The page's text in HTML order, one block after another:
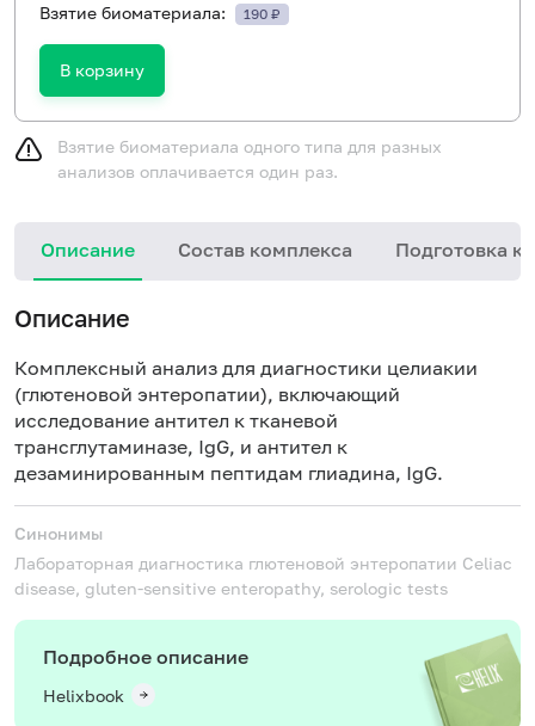
Взятие биоматериала: 190 ₽
В корзину
Взятие биоматериала одного типа для разных
анализов оплачивается один раз.
Описание Состав комплекса Подготовка к
Описание
Комплексный анализ для диагностики целиакии
(глютеновой энтеропатии), включающий
исследование антител к тканевой
трансглутаминазе, IgG, и антител к
дезаминированным пептидам глиадина, IgG.
Синонимы
Лабораторная диагностика глютеновой энтеропатии Celiac
disease, gluten-sensitive enteropathy, serologic tests
Подробное описание
Helixbook